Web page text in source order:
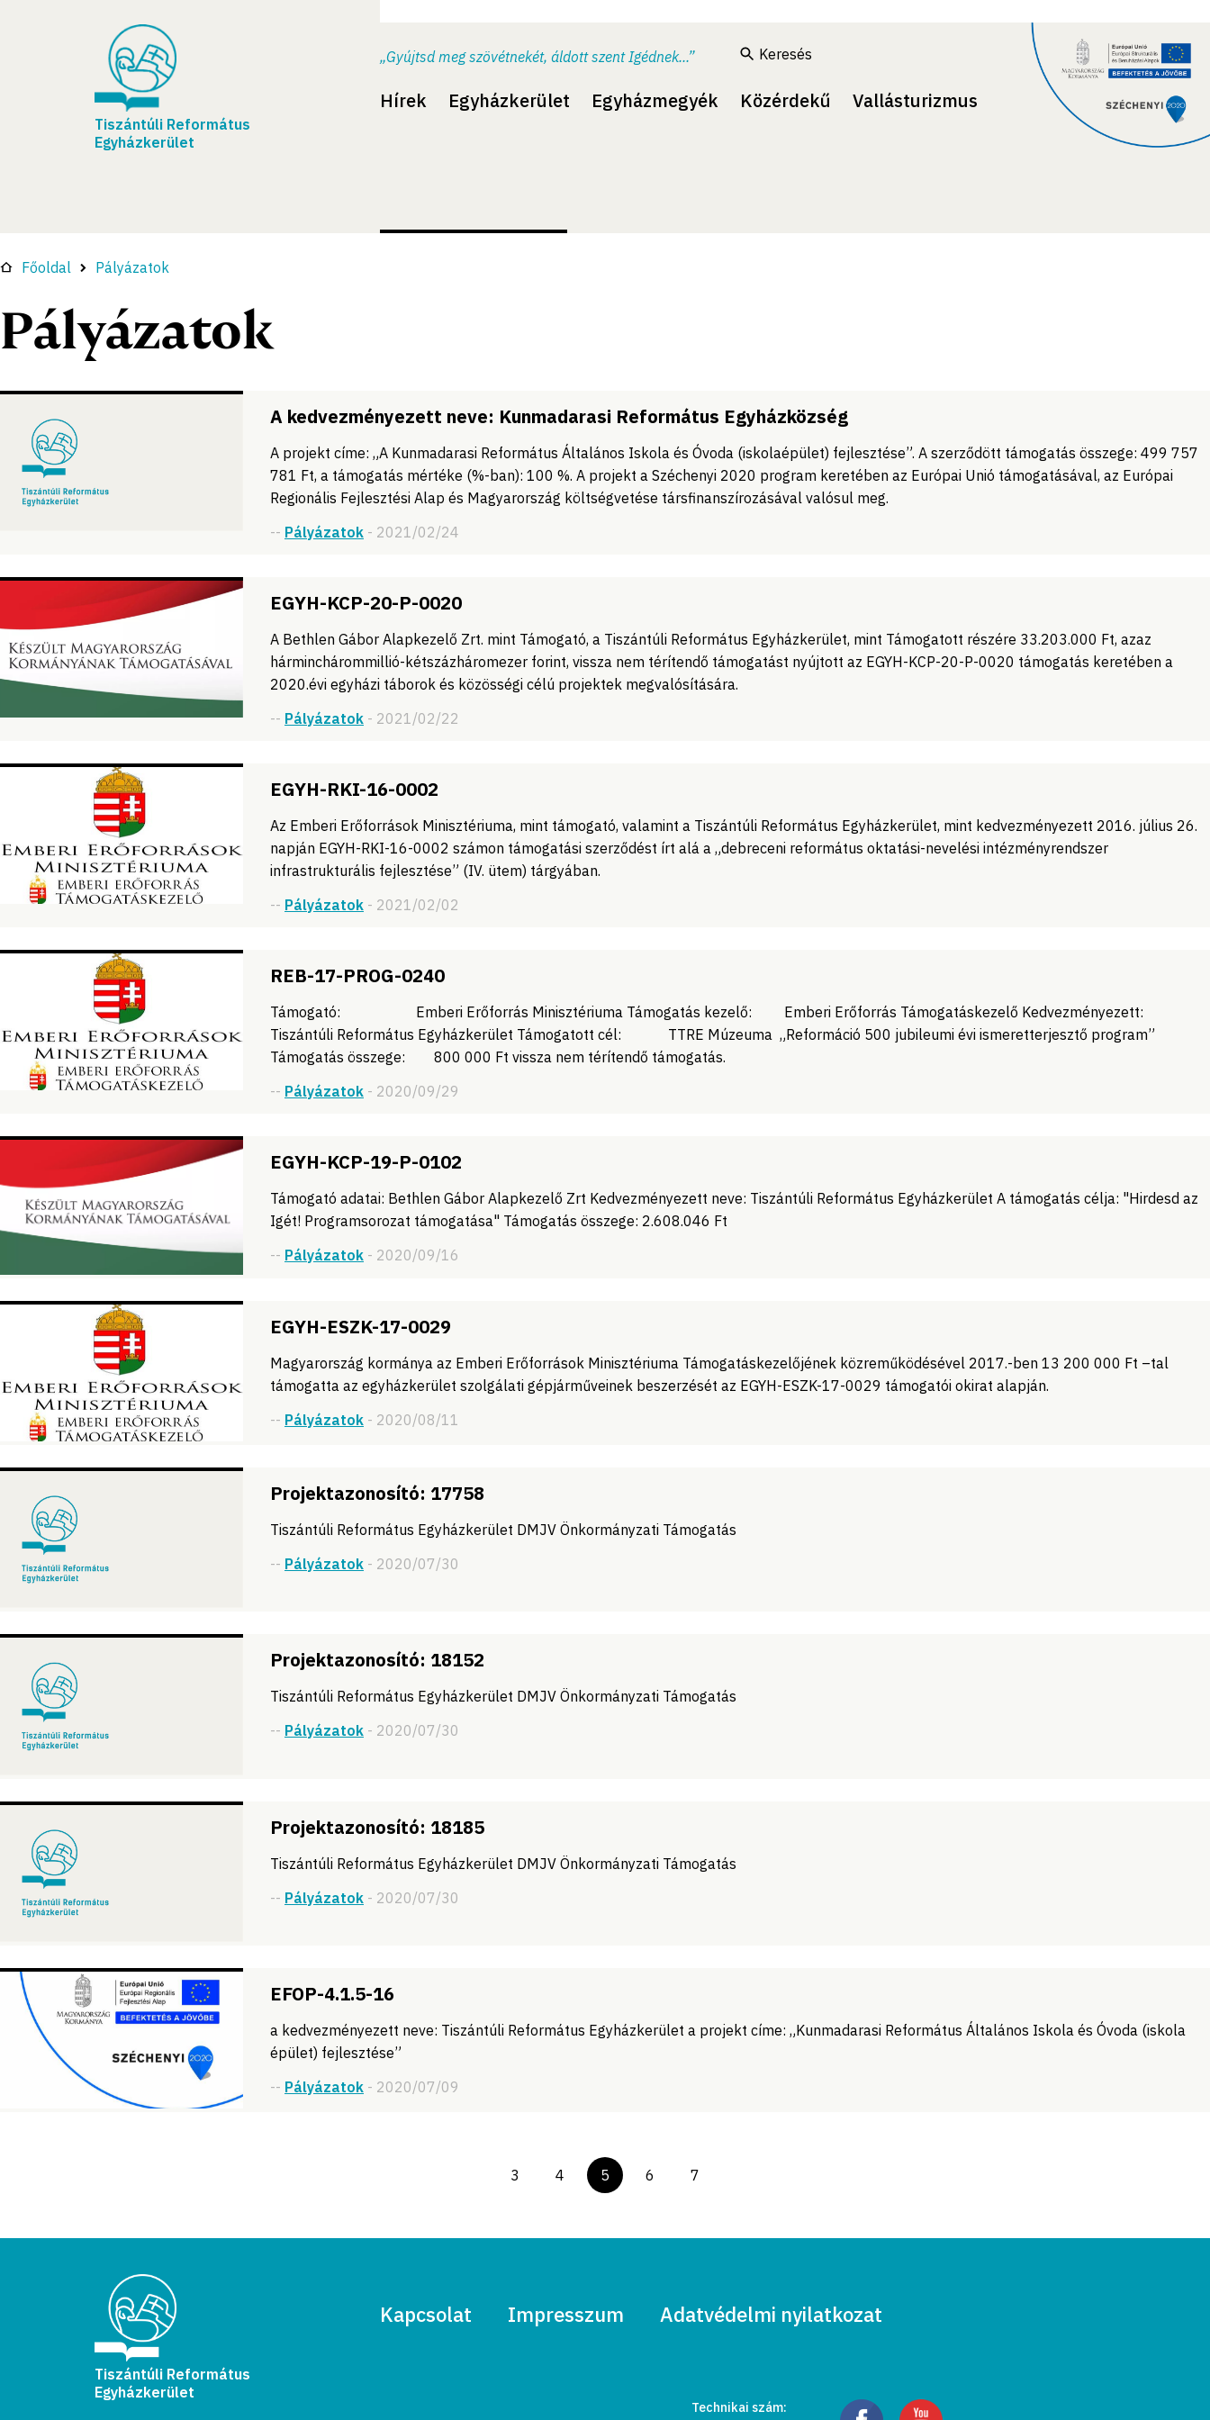
Tiszántúli Református
Egyházkerület
„Gyújtsd meg szövétnekét, áldott szent Igédnek...” Keresés
Hírek Egyházkerület Egyházmegyék Közérdekű Vallásturizmus
Főoldal Pályázatok
Pályázatok
A kedvezményezett neve: Kunmadarasi Református Egyházközség
A projekt címe: „A Kunmadarasi Református Általános Iskola és Óvoda (iskolaépület) fejlesztése”. A szerződött támogatás összege: 499 757
781 Ft, a támogatás mértéke (%-ban): 100 %. A projekt a Széchenyi 2020 program keretében az Európai Unió támogatásával, az Európai
Regionális Fejlesztési Alap és Magyarország költségvetése társfinanszírozásával valósul meg.
-- Pályázatok - 2021/02/24
EGYH-KCP-20-P-0020
A Bethlen Gábor Alapkezelő Zrt. mint Támogató, a Tiszántúli Református Egyházkerület, mint Támogatott részére 33.203.000 Ft, azaz
hárminchárommillió-kétszázháromezer forint, vissza nem térítendő támogatást nyújtott az EGYH-KCP-20-P-0020 támogatás keretében a
2020.évi egyházi táborok és közösségi célú projektek megvalósítására.
-- Pályázatok - 2021/02/22
EGYH-RKI-16-0002
Az Emberi Erőforrások Minisztériuma, mint támogató, valamint a Tiszántúli Református Egyházkerület, mint kedvezményezett 2016. július 26.
napján EGYH-RKI-16-0002 számon támogatási szerződést írt alá a „debreceni református oktatási-nevelési intézményrendszer
infrastrukturális fejlesztése” (IV. ütem) tárgyában.
-- Pályázatok - 2021/02/02
REB-17-PROG-0240
Támogató: Emberi Erőforrás Minisztériuma Támogatás kezelő: Emberi Erőforrás Támogatáskezelő Kedvezményezett:
Tiszántúli Református Egyházkerület Támogatott cél: TTRE Múzeuma „Reformáció 500 jubileumi évi ismeretterjesztő program”
Támogatás összege: 800 000 Ft vissza nem térítendő támogatás.
-- Pályázatok - 2020/09/29
EGYH-KCP-19-P-0102
Támogató adatai: Bethlen Gábor Alapkezelő Zrt Kedvezményezett neve: Tiszántúli Református Egyházkerület A támogatás célja: "Hirdesd az
Igét! Programsorozat támogatása" Támogatás összege: 2.608.046 Ft
-- Pályázatok - 2020/09/16
EGYH-ESZK-17-0029
Magyarország kormánya az Emberi Erőforrások Minisztériuma Támogatáskezelőjének közreműködésével 2017.-ben 13 200 000 Ft –tal
támogatta az egyházkerület szolgálati gépjárműveinek beszerzését az EGYH-ESZK-17-0029 támogatói okirat alapján.
-- Pályázatok - 2020/08/11
Projektazonosító: 17758
Tiszántúli Református Egyházkerület DMJV Önkormányzati Támogatás
-- Pályázatok - 2020/07/30
Projektazonosító: 18152
Tiszántúli Református Egyházkerület DMJV Önkormányzati Támogatás
-- Pályázatok - 2020/07/30
Projektazonosító: 18185
Tiszántúli Református Egyházkerület DMJV Önkormányzati Támogatás
-- Pályázatok - 2020/07/30
EFOP-4.1.5-16
a kedvezményezett neve: Tiszántúli Református Egyházkerület a projekt címe: „Kunmadarasi Református Általános Iskola és Óvoda (iskola
épület) fejlesztése”
-- Pályázatok - 2020/07/09
3 4 5 6 7
Tiszántúli Református
Egyházkerület
Kapcsolat Impresszum Adatvédelmi nyilatkozat
Technikai szám: